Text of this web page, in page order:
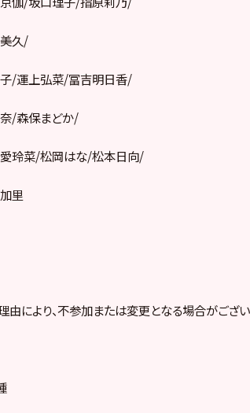
久/
/運上弘菜/冨吉明日香/
/森保まどか/
玲菜/松岡はな/松本日向/
里
により、不参加または変更となる場合がござい